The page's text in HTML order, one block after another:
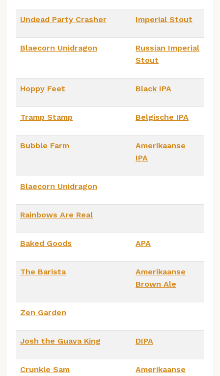
Undead Party Crasher Imperial Stout
Blaecorn Unidragon
Russian Imperial
Stout
Hoppy Feet Black IPA
Tramp Stamp Belgische IPA
Bubble Farm
Amerikaanse
IPA
Blaecorn Unidragon
Rainbows Are Real
Baked Goods APA
The Barista
Amerikaanse
Brown Ale
Zen Garden
Josh the Guava King DIPA
Crunkle Sam
Amerikaanse